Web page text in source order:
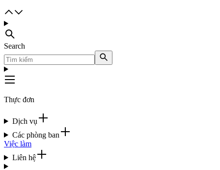
Search
Thực đơn
Dịch vụ
Các phòng ban
Việc làm
Liên hệ